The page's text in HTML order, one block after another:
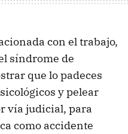
con el trabajo,
síndrome de
que lo padeces
y pelear
vía judicial, para
como accidente